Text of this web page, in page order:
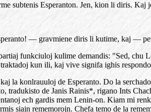
subtenis Esperanton. Jen, kion li diris.
— gravmiene diris li kutime, kaj —
funkciuloj kulime demandis: "Sed,
kun ili, kaj vive signifa ighis
la konlrauuloj de Esperanto. Do la
tradukisto de Janis Rainis*, rigano Ints
ech gardis mem Lenin-on. Kiam mi
siajn rememorojn. Chefa temo de la